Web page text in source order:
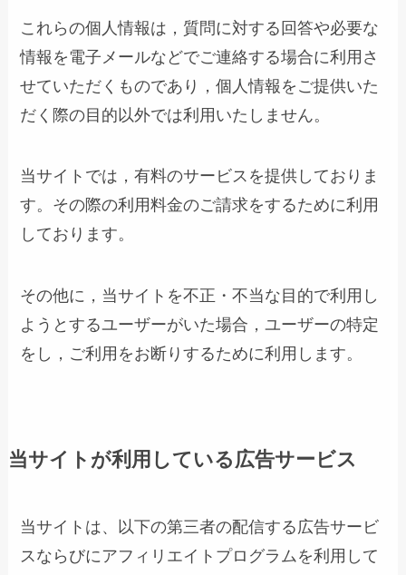
これらの個人情報は，質問に対する回答や必要な
情報を電子メールなどでご連絡する場合に利用さ
せていただくものであり，個人情報をご提供いた
だく際の目的以外では利用いたしません。
当サイトでは，有料のサービスを提供しておりま
す。その際の利用料金のご請求をするために利用
しております。
その他に，当サイトを不正・不当な目的で利用し
ようとするユーザーがいた場合，ユーザーの特定
をし，ご利用をお断りするために利用します。
当サイトが利用している広告サービス
当サイトは、以下の第三者の配信する広告サービ
スならびにアフィリエイトプログラムを利用して